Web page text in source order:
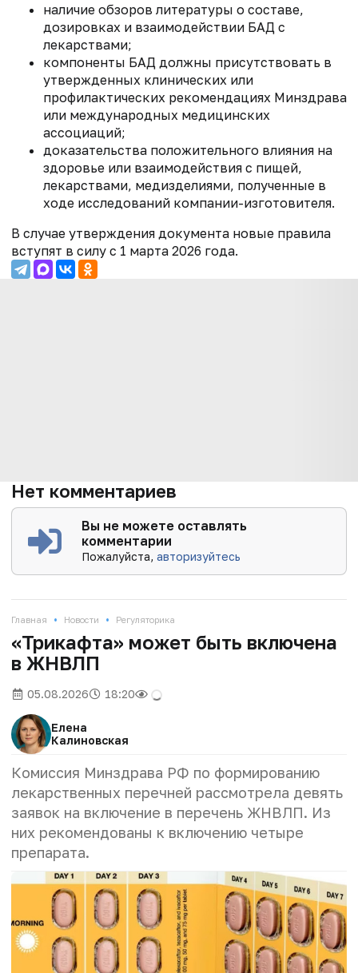
наличие обзоров литературы о составе,
дозировках и взаимодействии БАД с
лекарствами;
компоненты БАД должны присутствовать в
утвержденных клинических или
профилактических рекомендациях Минздрава
или международных медицинских
ассоциаций;
доказательства положительного влияния на
здоровье или взаимодействия с пищей,
лекарствами, медизделиями, полученные в
ходе исследований компании-изготовителя.
В случае утверждения документа новые правила
вступят в силу с 1 марта 2026 года.
Нет комментариев
Вы не можете оставлять
комментарии
Пожалуйста,авторизуйтесь
Главная • Новости • Регуляторика
«Трикафта» может быть включена
в ЖНВЛП
05.08.2026 18:20
Елена
Калиновская
Комиссия Минздрава РФ по формированию
лекарственных перечней рассмотрела девять
заявок на включение в перечень ЖНВЛП. Из
них рекомендованы к включению четыре
препарата.